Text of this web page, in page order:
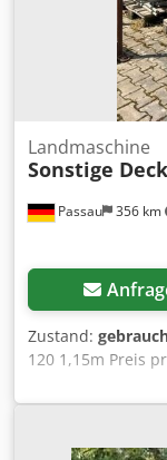
Passau 356 km
Landmaschine
Sonstige
Zustand:
120 1,15m Preis
1,50m Preis pro
1,70m Chjdpozkz
netto 781x Alu-
netto 430x Alu-